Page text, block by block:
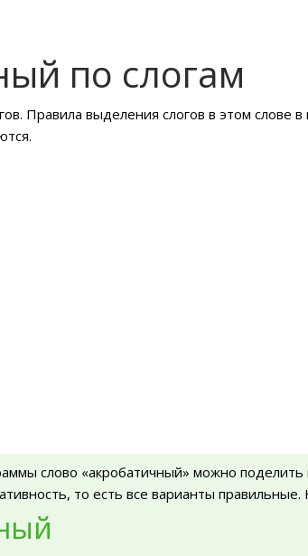
по слогам
Правила выделения слогов в этом слове
слово «акробатичный» можно поделить
то есть все варианты